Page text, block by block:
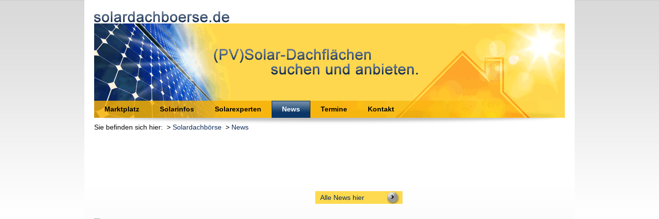
Marktplatz Solarinfos Solarexperten News Termine Kontakt
Sie befinden sich hier: > Solardachbörse > News
Alle News hier